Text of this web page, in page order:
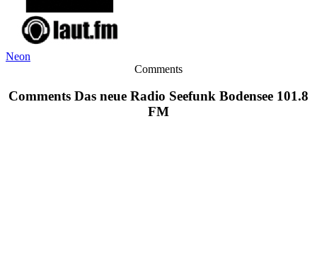
Neon
Comments
Comments Das neue Radio Seefunk Bodensee 101.8
FM